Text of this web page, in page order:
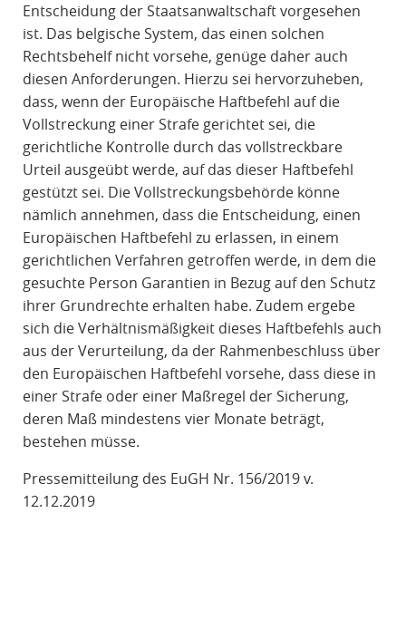
Entscheidung der Staatsanwaltschaft vorgesehen
ist. Das belgische System, das einen solchen
Rechtsbehelf nicht vorsehe, genüge daher auch
diesen Anforderungen. Hierzu sei hervorzuheben,
dass, wenn der Europäische Haftbefehl auf die
Vollstreckung einer Strafe gerichtet sei, die
gerichtliche Kontrolle durch das vollstreckbare
Urteil ausgeübt werde, auf das dieser Haftbefehl
gestützt sei. Die Vollstreckungsbehörde könne
nämlich annehmen, dass die Entscheidung, einen
Europäischen Haftbefehl zu erlassen, in einem
gerichtlichen Verfahren getroffen werde, in dem die
gesuchte Person Garantien in Bezug auf den Schutz
ihrer Grundrechte erhalten habe. Zudem ergebe
sich die Verhältnismäßigkeit dieses Haftbefehls auch
aus der Verurteilung, da der Rahmenbeschluss über
den Europäischen Haftbefehl vorsehe, dass diese in
einer Strafe oder einer Maßregel der Sicherung,
deren Maß mindestens vier Monate beträgt,
bestehen müsse.
Pressemitteilung des EuGH Nr. 156/2019 v.
12.12.2019